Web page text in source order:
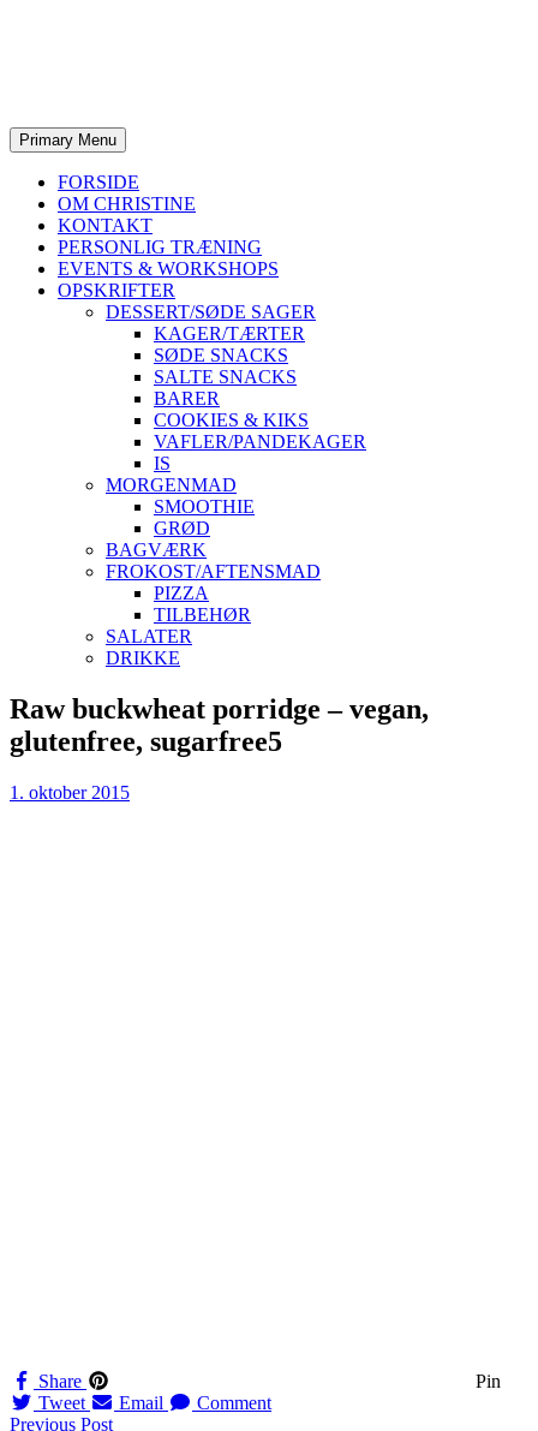
Primary Menu
FORSIDE
OM CHRISTINE
KONTAKT
PERSONLIG TRÆNING
EVENTS & WORKSHOPS
OPSKRIFTER
DESSERT/SØDE SAGER
KAGER/TÆRTER
SØDE SNACKS
SALTE SNACKS
BARER
COOKIES & KIKS
VAFLER/PANDEKAGER
IS
MORGENMAD
SMOOTHIE
GRØD
BAGVÆRK
FROKOST/AFTENSMAD
PIZZA
TILBEHØR
SALATER
DRIKKE
Skip
to
content
Raw buckwheat porridge – vegan,
glutenfree, sugarfree5
1. oktober 2015
Share
Pin
Tweet
Email Comment
Previous Post